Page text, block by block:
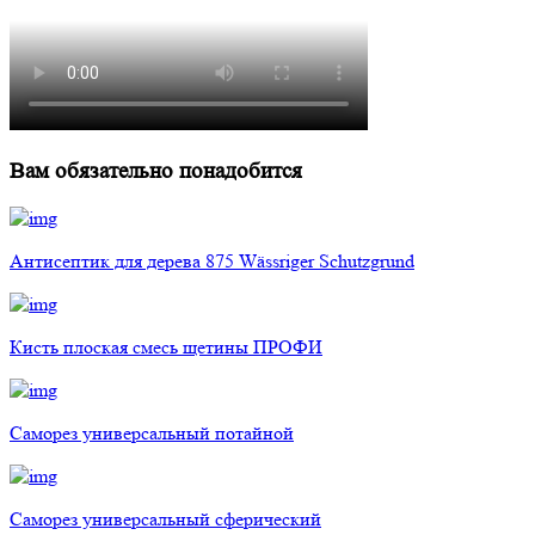
Вам обязательно понадобится
Антисептик для дерева 875 Wässriger Schutzgrund
Кисть плоская смесь щетины ПРОФИ
Саморез универсальный потайной
Саморез универсальный сферический